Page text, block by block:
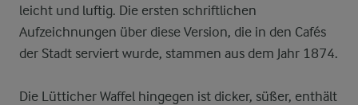
leicht und luftig. Die ersten schriftlichen
Aufzeichnungen über diese Version, die in den Cafés
der Stadt serviert wurde, stammen aus dem Jahr 1874.
Die Lütticher Waffel hingegen ist dicker, süßer, enthält